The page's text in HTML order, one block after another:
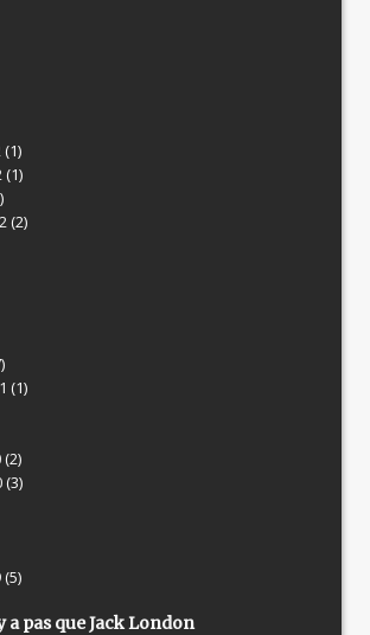
(1)
(1)
(2)
(1)
(2)
(3)
(5)
a pas que Jack London